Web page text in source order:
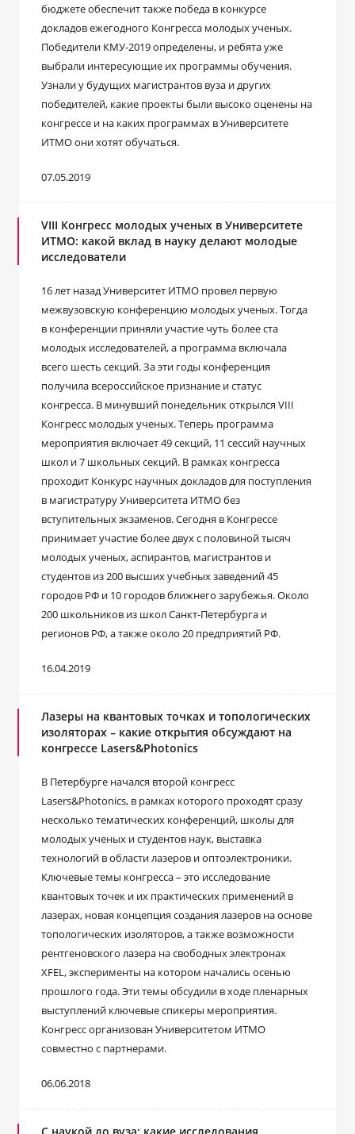
бюджете обеспечит также победа в конкурсе
докладов ежегодного Конгресса молодых ученых.
Победители КМУ-2019 определены, и ребята уже
выбрали интересующие их программы обучения.
Узнали у будущих магистрантов вуза и других
победителей, какие проекты были высоко оценены на
конгрессе и на каких программах в Университете
ИТМО они хотят обучаться.
07.05.2019
VIII Конгресс молодых ученых в Университете
ИТМО: какой вклад в науку делают молодые
исследователи
16 лет назад Университет ИТМО провел первую
межвузовскую конференцию молодых ученых. Тогда
в конференции приняли участие чуть более ста
молодых исследователей, а программа включала
всего шесть секций. За эти годы конференция
получила всероссийское признание и статус
конгресса. В минувший понедельник открылся VIII
Конгресс молодых ученых. Теперь программа
мероприятия включает 49 секций, 11 сессий научных
школ и 7 школьных секций. В рамках конгресса
проходит Конкурс научных докладов для поступления
в магистратуру Университета ИТМО без
вступительных экзаменов. Сегодня в Конгрессе
принимает участие более двух с половиной тысяч
молодых ученых, аспирантов, магистрантов и
студентов из 200 высших учебных заведений 45
городов РФ и 10 городов ближнего зарубежья. Около
200 школьников из школ Санкт-Петербурга и
регионов РФ, а также около 20 предприятий РФ.
16.04.2019
Лазеры на квантовых точках и топологических
изоляторах – какие открытия обсуждают на
конгрессе Lasers&Photonics
В Петербурге начался второй конгресс
Lasers&Photonics, в рамках которого проходят сразу
несколько тематических конференций, школы для
молодых ученых и студентов наук, выставка
технологий в области лазеров и оптоэлектроники.
Ключевые темы конгресса – это исследование
квантовых точек и их практических применений в
лазерах, новая концепция создания лазеров на основе
топологических изоляторов, а также возможности
рентгеновского лазера на свободных электронах
XFEL, эксперименты на котором начались осенью
прошлого года. Эти темы обсудили в ходе пленарных
выступлений ключевые спикеры мероприятия.
Конгресс организован Университетом ИТМО
совместно с партнерами.
06.06.2018